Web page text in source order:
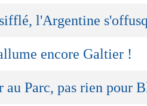
l'Argentine
encore Galtier !
au Parc, pas rien pour